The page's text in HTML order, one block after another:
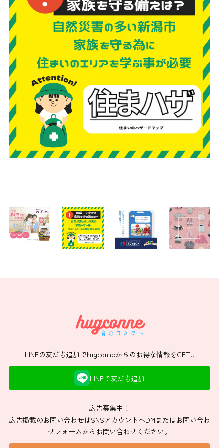
LINEの友だち追加でhugconneからのお得な情報をGET!!
LINEで友だち追加
広告募集中！
広告掲載のお問い合わせはSNSアカウントへDMまたはお問い合わ
せフォームからお問い合わせください。